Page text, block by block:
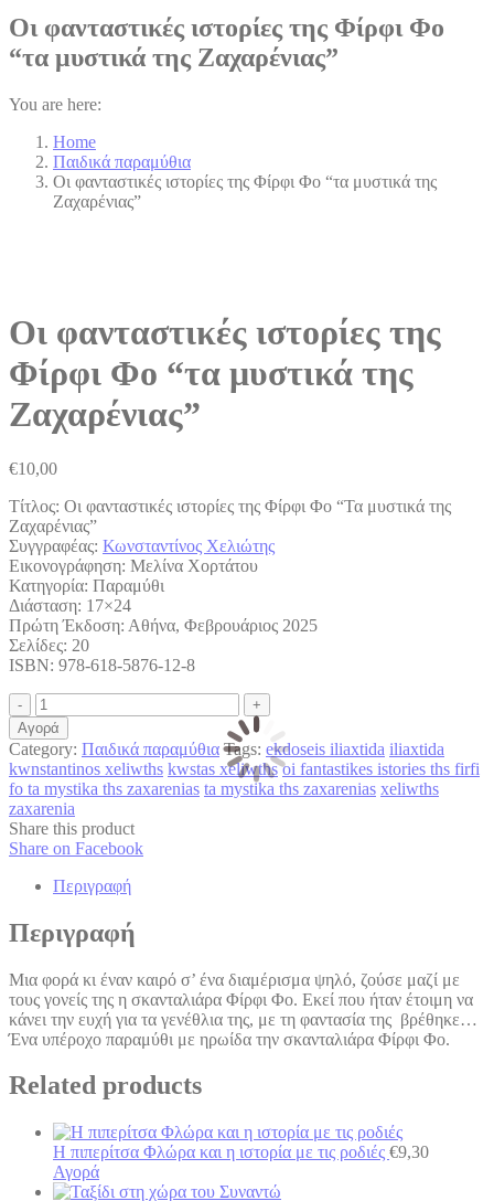
Οι φανταστικές ιστορίες της Φίρφι Φο
“τα μυστικά της Ζαχαρένιας”
You are here:
Home
Παιδικά παραμύθια
Οι φανταστικές ιστορίες της Φίρφι Φο “τα μυστικά της
Ζαχαρένιας”
Οι φανταστικές ιστορίες της
Φίρφι Φο “τα μυστικά της
Ζαχαρένιας”
€10,00
Τίτλος: Οι φανταστικές ιστορίες της Φίρφι Φο “Τα μυστικά της
Ζαχαρένιας”
Συγγραφέας: Κωνσταντίνος Χελιώτης
Εικονογράφηση: Μελίνα Χορτάτου
Κατηγορία: Παραμύθι
Διάσταση: 17×24
Πρώτη Έκδοση: Αθήνα, Φεβρουάριος 2025
Σελίδες: 20
ISBN: 978-618-5876-12-8
Οι
φανταστικές
ιστορίες
της
Φίρφι
Φο
"τα
μυστικά
της
Ζαχαρένιας"
quantity
Αγορά
Category: Παιδικά παραμύθια Tags: ekdoseis iliaxtida iliaxtida
kwnstantinos xeliwths kwstas xeliwths oi fantastikes istories ths firfi
fo ta mystika ths zaxarenias ta mystika ths zaxarenias xeliwths
zaxarenia
Share this product
Share on FacebookShare
Περιγραφή
Περιγραφή
Μια φορά κι έναν καιρό σ’ ένα διαμέρισμα ψηλό, ζούσε μαζί με
τους γονείς της η σκανταλιάρα Φίρφι Φο. Εκεί που ήταν έτοιμη να
κάνει την ευχή για τα γενέθλια της, με τη φαντασία της βρέθηκε…
Ένα υπέροχο παραμύθι με ηρωίδα την σκανταλιάρα Φίρφι Φο.
Related products
Η πιπερίτσα Φλώρα και η ιστορία με τις ροδιές €9,30
Αγορά